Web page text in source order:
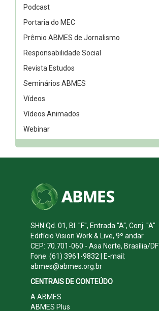
Podcast
Portaria do MEC
Prêmio ABMES de Jornalismo
Responsabilidade Social
Revista Estudos
Seminários ABMES
Vídeos
Vídeos Animados
Webinar
SHN Qd. 01, Bl. "F", Entrada "A", Conj. "A"
Edifício Vision Work & Live, 9º andar
CEP: 70.701-060 - Asa Norte, Brasília/DF
Fone: (61) 3961-9832 | E-mail:
abmes@abmes.org.br
CENTRAIS DE CONTEÚDO
A ABMES
ABMES Plus